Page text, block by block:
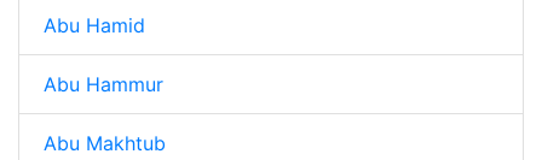
Abu Hamid
Abu Hammur
Abu Makhtub